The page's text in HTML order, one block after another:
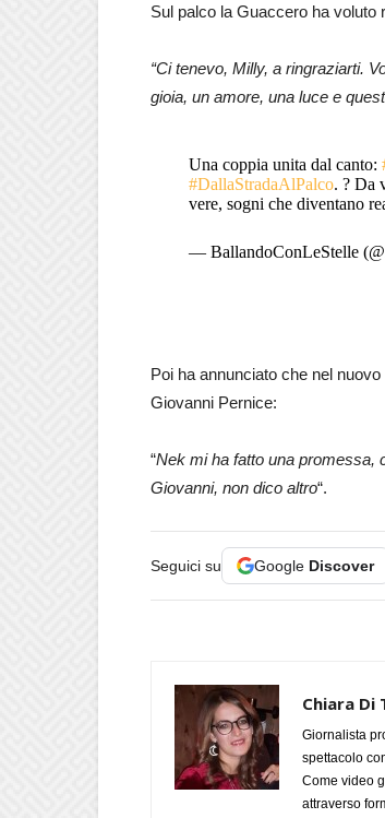
Sul palco la Guaccero ha voluto
“Ci tenevo, Milly, a ringraziarti.
gioia, un amore, una luce e
Una coppia unita dal canto:
#DallaStradaAlPalco. ? Da
vere, sogni che diventano
— BallandoConLeStelle
Poi ha annunciato che nel
Giovanni Pernice:
“Nek mi ha fatto una promessa,
Giovanni, non dico altro“.
Seguici su Google Discover
Chiara Di
Giornalista
spettacolo
Come video
attraverso